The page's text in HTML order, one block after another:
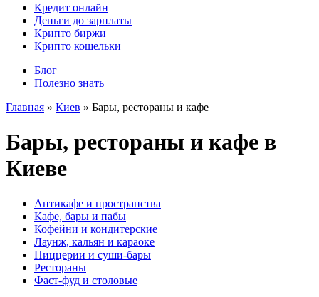
Кредит онлайн
Деньги до зарплаты
Крипто биржи
Крипто кошельки
Блог
Полезно знать
Главная » Киев » Бары, рестораны и кафе
Бары, рестораны и кафе в
Киеве
Антикафе и пространства
Кафе, бары и пабы
Кофейни и кондитерские
Лаунж, кальян и караоке
Пиццерии и суши-бары
Рестораны
Фаст-фуд и столовые